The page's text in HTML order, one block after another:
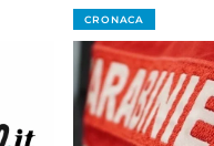
CRONACA